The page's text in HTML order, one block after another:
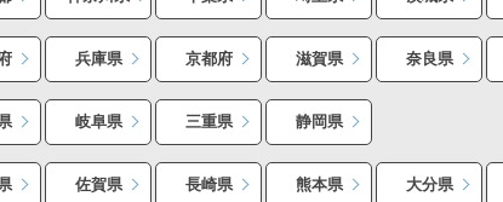
兵庫県 京都府 滋賀県 奈良県
岐阜県 三重県 静岡県
佐賀県 長崎県 熊本県 大分県